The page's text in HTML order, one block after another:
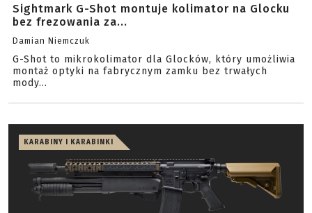
Sightmark G-Shot montuje kolimator na Glocku
bez frezowania za...
Damian Niemczuk
G-Shot to mikrokolimator dla Glocków, który umożliwia
montaż optyki na fabrycznym zamku bez trwałych
mody...
KARABINY I KARABINKI